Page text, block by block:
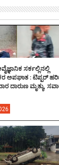
ಸರ್ಕಲ್ಲಿನಲ್ಲಿ
ಅಪಘಾತ : ಟಿಪ್ಪರ್
ದಾರುಣ ಮೃತ್ಯು,